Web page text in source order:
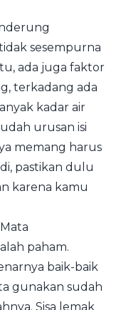
sesempurna
ada juga faktor
terkadang ada
kadar air
urusan isi
memang harus
pastikan dulu
karena kamu
paham.
baik-baik
gunakan sudah
Sisa lemak